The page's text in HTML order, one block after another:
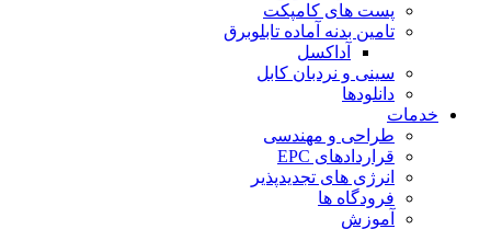
پست های کامپکت
تامین بدنه آماده تابلوبرق
آداکسل
سینی و نردبان کابل
دانلودها
خدمات
طراحی و مهندسی
قراردادهای EPC
انرژی های تجدیدپذیر
فرودگاه ها
آموزش